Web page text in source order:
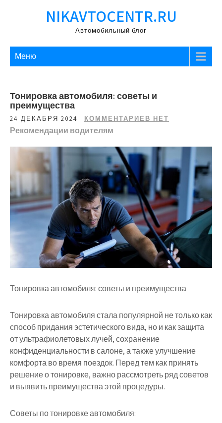
NIKAVTOCENTR.RU
Автомобильный блог
Меню
Тонировка автомобиля: советы и
преимущества
24 ДЕКАБРЯ 2024 КОММЕНТАРИЕВ НЕТ
Рекомендации водителям
Тонировка автомобиля: советы и преимущества
Тонировка автомобиля стала популярной не только как
способ придания эстетического вида, но и как защита
от ультрафиолетовых лучей, сохранение
конфиденциальности в салоне, а также улучшение
комфорта во время поездок. Перед тем как принять
решение о тонировке, важно рассмотреть ряд советов
и выявить преимущества этой процедуры.
Советы по тонировке автомобиля: